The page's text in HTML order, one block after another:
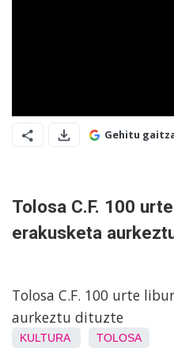
Gehitu
Tolosa C.F. 100
erakusketa
Tolosa C.F. 100 urte
aurkeztu dituzte
KULTURA TOLOSA